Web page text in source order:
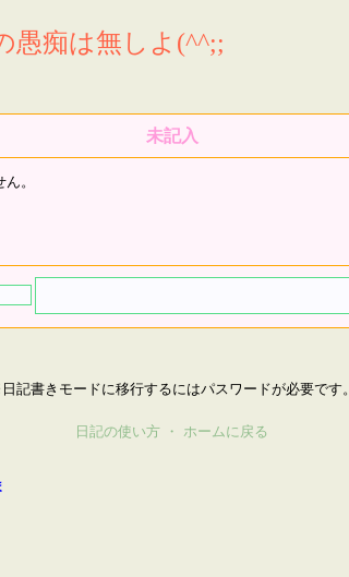
愚痴は無しよ(^^;;
未記入
。
記書きモードに移行するにはパスワードが必要です。
日記の使い方 ・ ホームに戻る